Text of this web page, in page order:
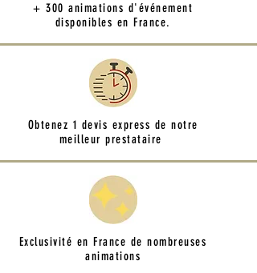
+ 300 animations d'événement
disponibles en France.
Obtenez 1 devis express de notre
meilleur prestataire
Exclusivité en France de nombreuses
animations